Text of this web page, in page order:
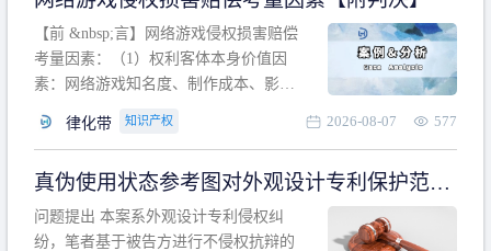
作狭义解释，一般情况下，只要依法享
有的、在本专利申请日之
【前 &nbsp;言】网络游戏侵权损害赔偿
考量因素：（1）权利客体本身价值因
素：网络游戏知名度、制作成本、影响
利角度因素：被诉侵权游戏销售数量、
人数、活跃人数、市场占用率；（3）被
告主观因素：被告的主观恶意、是否明
知或应知、是否有
律化带 知识产权 2026-08-07 577
真伪使用状态参考图对外观设计专利保护范围
的影响
问题提出 本案系外观设计专利侵权纠
纷，笔者基于被告方进行不侵权抗辩的